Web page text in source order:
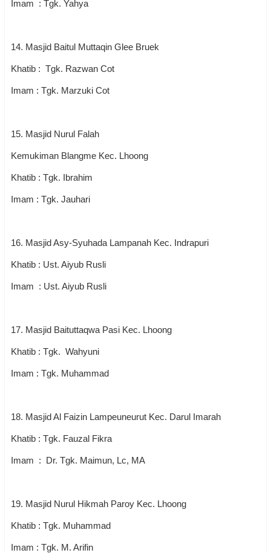
Imam : Tgk. Yahya
14. Masjid Baitul Muttaqin Glee Bruek
Khatib : Tgk. Razwan Cot
Imam : Tgk. Marzuki Cot
15. Masjid Nurul Falah
Kemukiman Blangme Kec. Lhoong
Khatib : Tgk. Ibrahim
Imam : Tgk. Jauhari
16. Masjid Asy-Syuhada Lampanah Kec. Indrapuri
Khatib : Ust. Aiyub Rusli
Imam : Ust. Aiyub Rusli
17. Masjid Baituttaqwa Pasi Kec. Lhoong
Khatib : Tgk. Wahyuni
Imam : Tgk. Muhammad
18. Masjid Al Faizin Lampeuneurut Kec. Darul Imarah
Khatib : Tgk. Fauzal Fikra
Imam : Dr. Tgk. Maimun, Lc, MA
19. Masjid Nurul Hikmah Paroy Kec. Lhoong
Khatib : Tgk. Muhammad
Imam : Tgk. M. Arifin